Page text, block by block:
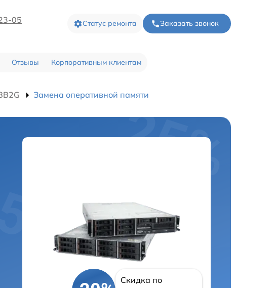
05 Статус ремонта Заказать звонок
Отзывы Корпоративным клиентам
Замена оперативной памяти
Скидка по